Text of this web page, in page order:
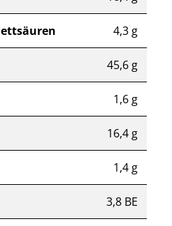
4,3 g
45,6 g
1,6 g
16,4 g
1,4 g
3,8 BE